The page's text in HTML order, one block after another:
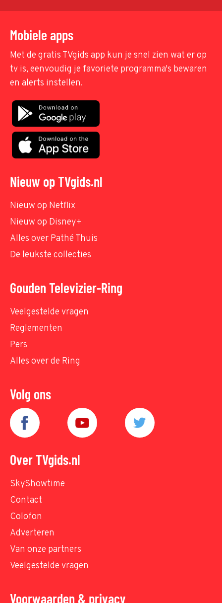
Mobiele apps
Met de gratis TVgids app kun je snel zien wat er op
tv is, eenvoudig je favoriete programma's bewaren
en alerts instellen.
Nieuw op TVgids.nl
Nieuw op Netflix
Nieuw op Disney+
Alles over Pathé Thuis
De leukste collecties
Gouden Televizier-Ring
Veelgestelde vragen
Reglementen
Pers
Alles over de Ring
Volg ons
Over TVgids.nl
SkyShowtime
Contact
Colofon
Adverteren
Van onze partners
Veelgestelde vragen
Voorwaarden & privacy